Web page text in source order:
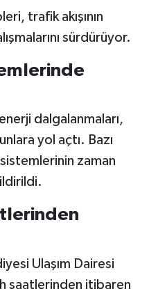
trafik akışının
sürdürüyor.
dalgalanmaları,
yol açtı. Bazı
zaman
Ulaşım Dairesi
saatlerinden itibaren